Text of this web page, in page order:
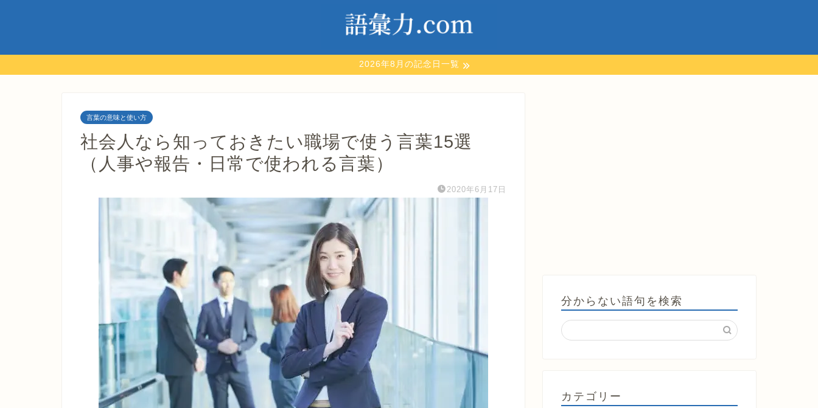
2026年8月の記念日一覧
言葉の意味と使い方
社会人なら知っておきたい職場で使う言葉15選
（人事や報告・日常で使われる言葉）
2020年6月17日
分からない語句を検索
カテゴリー